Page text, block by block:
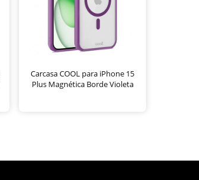
Carcasa COOL para iPhone 15
Plus Magnética Borde Violeta